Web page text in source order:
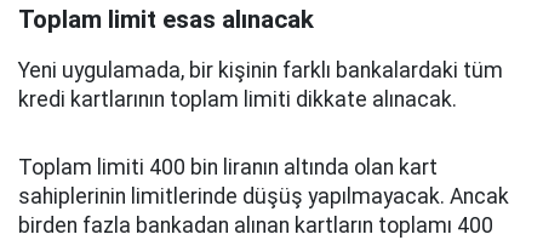
Toplam limit esas alınacak
Yeni uygulamada, bir kişinin farklı bankalardaki tüm
kredi kartlarının toplam limiti dikkate alınacak.
Toplam limiti 400 bin liranın altında olan kart
sahiplerinin limitlerinde düşüş yapılmayacak. Ancak
birden fazla bankadan alınan kartların toplamı 400